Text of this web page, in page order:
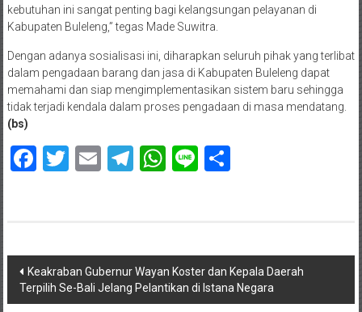
kebutuhan ini sangat penting bagi kelangsungan pelayanan di
Kabupaten Buleleng,” tegas Made Suwitra.
Dengan adanya sosialisasi ini, diharapkan seluruh pihak yang terlibat
dalam pengadaan barang dan jasa di Kabupaten Buleleng dapat
memahami dan siap mengimplementasikan sistem baru sehingga
tidak terjadi kendala dalam proses pengadaan di masa mendatang.
(bs)
Facebook
Twitter
EmailTelegram
WhatsApp
LineShare
Navigasi
pos
Keakraban Gubernur Wayan Koster dan Kepala Daerah
Terpilih Se-Bali Jelang Pelantikan di Istana Negara